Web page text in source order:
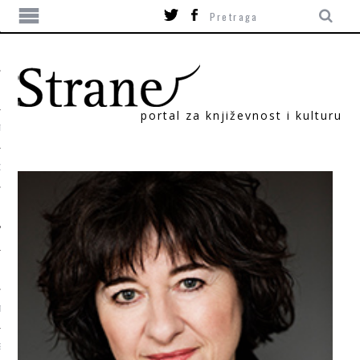
portal za književnost i kulturu